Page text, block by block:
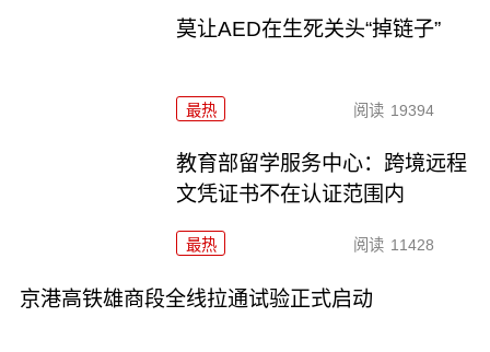
莫让AED在生死关头“掉链子”
最热 阅读 19394
教育部留学服务中心：跨境远程
文凭证书不在认证范围内
最热 阅读 11428
京港高铁雄商段全线拉通试验正式启动